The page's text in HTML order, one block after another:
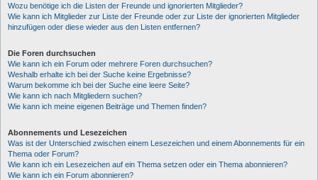
Wozu benötige ich die Listen der Freunde und ignorierten Mitglieder?
Wie kann ich Mitglieder zur Liste der Freunde oder zur Liste der ignorierten Mitglieder
hinzufügen oder diese wieder aus den Listen entfernen?
Die Foren durchsuchen
Wie kann ich ein Forum oder mehrere Foren durchsuchen?
Weshalb erhalte ich bei der Suche keine Ergebnisse?
Warum bekomme ich bei der Suche eine leere Seite?
Wie kann ich nach Mitgliedern suchen?
Wie kann ich meine eigenen Beiträge und Themen finden?
Abonnements und Lesezeichen
Was ist der Unterschied zwischen einem Lesezeichen und einem Abonnements für ein
Thema oder Forum?
Wie kann ich ein Lesezeichen auf ein Thema setzen oder ein Thema abonnieren?
Wie kann ich ein Forum abonnieren?